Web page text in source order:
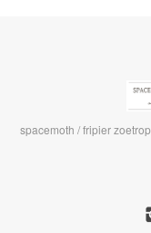
spacemoth / fripier